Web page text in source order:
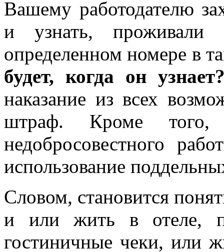
Вашему работодателю
и узнать,
определенном номере в
будет, когда он
наказание из всех
штраф. Кроме
недобросовестного
использование
Словом, становится
и или жить в отеле,
гостиничные чеки, или